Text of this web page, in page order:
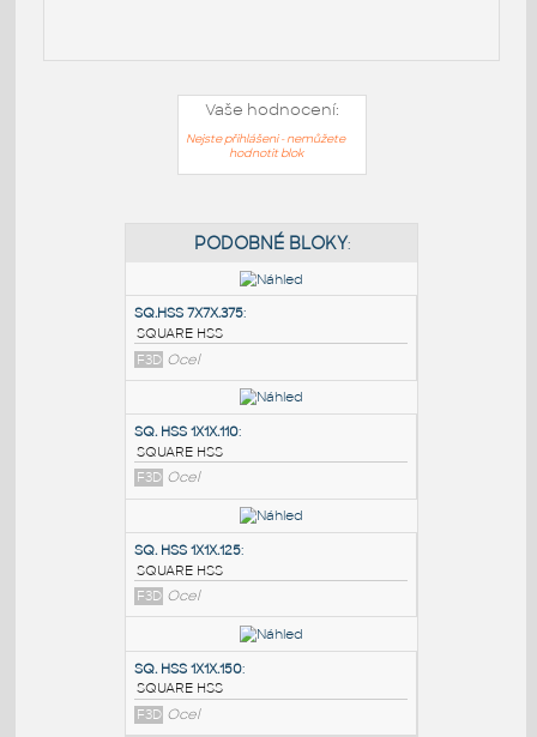
Vaše hodnocení:
Nejste přihlášeni - nemůžete
hodnotit blok
PODOBNÉ BLOKY:
SQ.HSS 7X7X.375:
SQUARE HSS
F3D Ocel
SQ. HSS 1X1X.110:
SQUARE HSS
F3D Ocel